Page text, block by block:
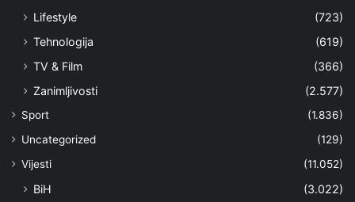
Lifestyle
(723)
Tehnologija
(619)
TV & Film
(366)
Zanimljivosti
(2.577)
Sport
(1.836)
Uncategorized
(129)
Vijesti
(11.052)
BiH
(3.022)